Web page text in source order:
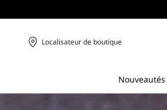
Localisateur de boutique